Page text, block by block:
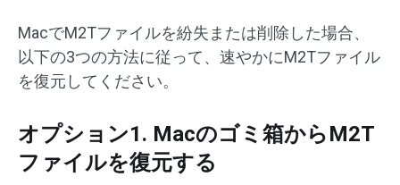
MacでM2Tファイルを紛失または削除した場合、
以下の3つの方法に従って、速やかにM2Tファイル
を復元してください。
オプション1. Macのゴミ箱からM2T
ファイルを復元する